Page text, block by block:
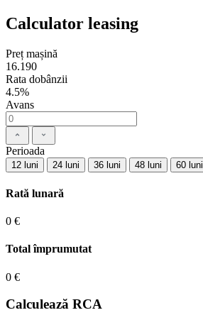
Calculator leasing
Preț mașină
16.190
Rata dobânzii
4.5%
Avans
Perioada
12 luni 24 luni 36 luni 48 luni 60 luni
Rată lunară
0 €
Total împrumutat
0 €
Calculează RCA